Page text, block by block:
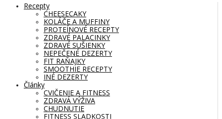
Recepty
CHEESECAKY
KOLÁČE A MUFFINY
PROTEÍNOVÉ RECEPTY
ZDRAVÉ PALACINKY
ZDRAVÉ SUŠIENKY
NEPEČENÉ DEZERTY
FIT RAŇAJKY
SMOOTHIE RECEPTY
INÉ DEZERTY
Články
CVIČENIE A FITNESS
ZDRAVÁ VÝŽIVA
CHUDNUTIE
FITNESS SLADKOSTI